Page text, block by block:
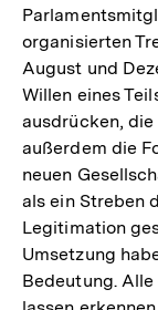
organisierten
August und
Willen eines
ausdrücken,
außerdem die
neuen
als ein Streben
Legitimation
Umsetzung
Bedeutung.